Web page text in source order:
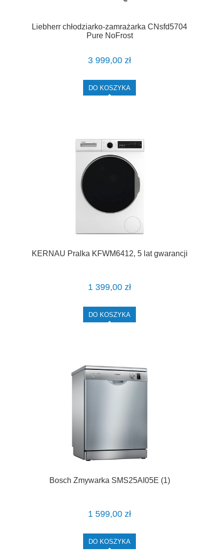
Liebherr chłodziarko-zamrażarka CNsfd5704
Pure NoFrost
3 999,00 zł
DO KOSZYKA
KERNAU Pralka KFWM6412, 5 lat gwarancji
1 399,00 zł
DO KOSZYKA
Bosch Zmywarka SMS25AI05E (1)
1 599,00 zł
DO KOSZYKA